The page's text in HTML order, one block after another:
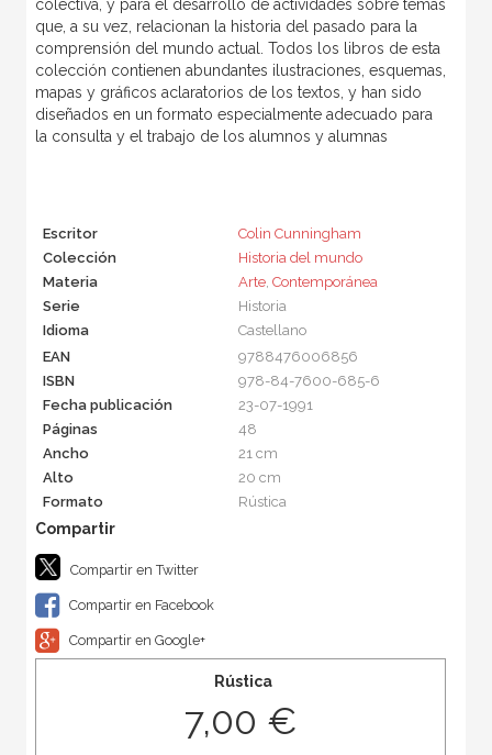
colectiva, y para el desarrollo de actividades sobre temas
que, a su vez, relacionan la historia del pasado para la
comprensión del mundo actual. Todos los libros de esta
colección contienen abundantes ilustraciones, esquemas,
mapas y gráficos aclaratorios de los textos, y han sido
diseñados en un formato especialmente adecuado para
la consulta y el trabajo de los alumnos y alumnas
Escritor
Colin Cunningham
Colección
Historia del mundo
Materia
Arte, Contemporánea
Serie
Historia
Idioma
Castellano
EAN
9788476006856
ISBN
978-84-7600-685-6
Fecha publicación
23-07-1991
Páginas
48
Ancho
21 cm
Alto
20 cm
Formato
Rústica
Compartir en Twitter
Compartir en Facebook
Compartir en Google+
Rústica
7,00 €